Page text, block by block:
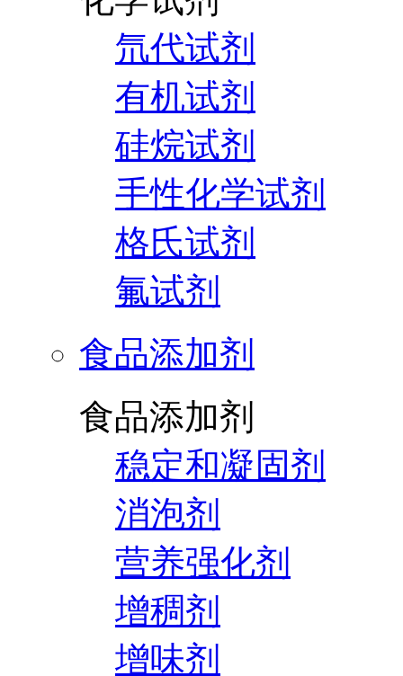
氘代试剂
有机试剂
硅烷试剂
手性化学试剂
格氏试剂
氟试剂
食品添加剂
食品添加剂
稳定和凝固剂
消泡剂
营养强化剂
增稠剂
增味剂